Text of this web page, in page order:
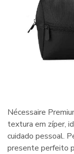
Nécessaire
textura em zíper,
cuidado pessoal.
presente perfeito